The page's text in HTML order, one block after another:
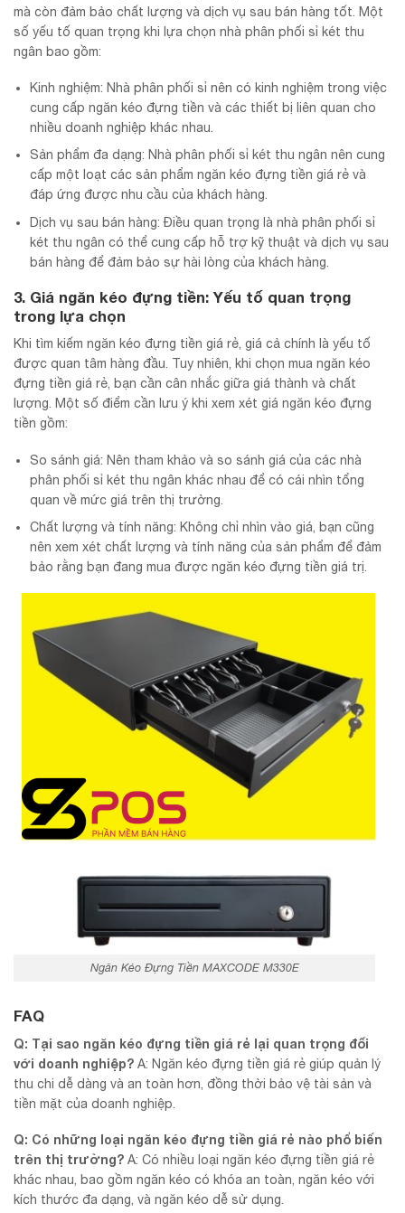
mà còn đảm bảo chất lượng và dịch vụ sau bán hàng tốt. Một
số yếu tố quan trọng khi lựa chọn nhà phân phối sỉ két thu
ngân bao gồm:
Kinh nghiệm: Nhà phân phối sỉ nên có kinh nghiệm trong việc
cung cấp ngăn kéo đựng tiền và các thiết bị liên quan cho
nhiều doanh nghiệp khác nhau.
Sản phẩm đa dạng: Nhà phân phối sỉ két thu ngân nên cung
cấp một loạt các sản phẩm ngăn kéo đựng tiền giá rẻ và
đáp ứng được nhu cầu của khách hàng.
Dịch vụ sau bán hàng: Điều quan trọng là nhà phân phối sỉ
két thu ngân có thể cung cấp hỗ trợ kỹ thuật và dịch vụ sau
bán hàng để đảm bảo sự hài lòng của khách hàng.
3. Giá ngăn kéo đựng tiền: Yếu tố quan trọng
trong lựa chọn
Khi tìm kiếm ngăn kéo đựng tiền giá rẻ, giá cả chính là yếu tố
được quan tâm hàng đầu. Tuy nhiên, khi chọn mua ngăn kéo
đựng tiền giá rẻ, bạn cần cân nhắc giữa giá thành và chất
lượng. Một số điểm cần lưu ý khi xem xét giá ngăn kéo đựng
tiền gồm:
So sánh giá: Nên tham khảo và so sánh giá của các nhà
phân phối sỉ két thu ngân khác nhau để có cái nhìn tổng
quan về mức giá trên thị trường.
Chất lượng và tính năng: Không chỉ nhìn vào giá, bạn cũng
nên xem xét chất lượng và tính năng của sản phẩm để đảm
bảo rằng bạn đang mua được ngăn kéo đựng tiền giá trị.
Ngăn Kéo Đựng Tiền MAXCODE M330E
FAQ
Q: Tại sao ngăn kéo đựng tiền giá rẻ lại quan trọng đối
với doanh nghiệp? A: Ngăn kéo đựng tiền giá rẻ giúp quản lý
thu chi dễ dàng và an toàn hơn, đồng thời bảo vệ tài sản và
tiền mặt của doanh nghiệp.
Q: Có những loại ngăn kéo đựng tiền giá rẻ nào phổ biến
trên thị trường? A: Có nhiều loại ngăn kéo đựng tiền giá rẻ
khác nhau, bao gồm ngăn kéo có khóa an toàn, ngăn kéo với
kích thước đa dạng, và ngăn kéo dễ sử dụng.